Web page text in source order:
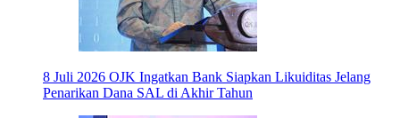
8 Juli 2026 OJK Ingatkan Bank Siapkan Likuiditas Jelang
Penarikan Dana SAL di Akhir Tahun